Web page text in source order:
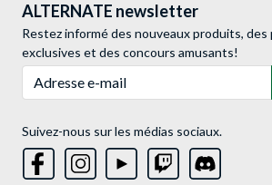
ALTERNATE newsletter
Restez informé des nouveaux produits, des
exclusives et des concours amusants!
Suivez-nous sur les médias sociaux.